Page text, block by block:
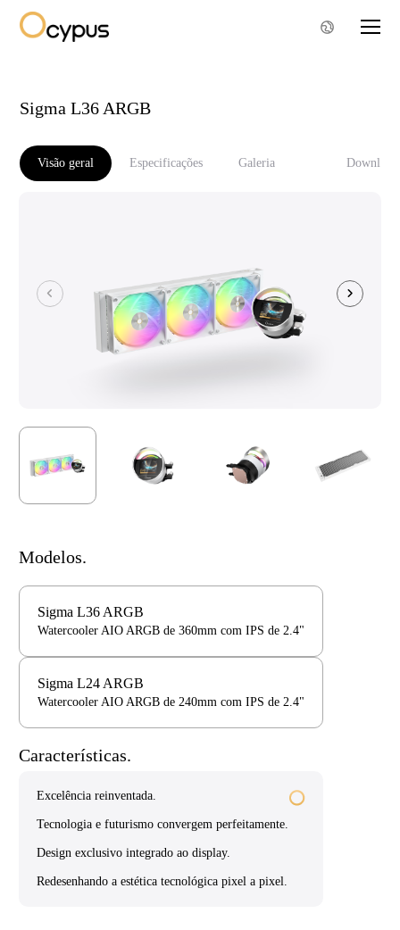
Sigma L36 ARGB
Visão geral Especificações Galeria Download
Modelos.
Sigma L36 ARGB
Watercooler AIO ARGB de 360mm com IPS de 2.4"
Sigma L24 ARGB
Watercooler AIO ARGB de 240mm com IPS de 2.4"
Características.
Excelência reinventada.
Tecnologia e futurismo convergem perfeitamente.
Design exclusivo integrado ao display.
Redesenhando a estética tecnológica pixel a pixel.